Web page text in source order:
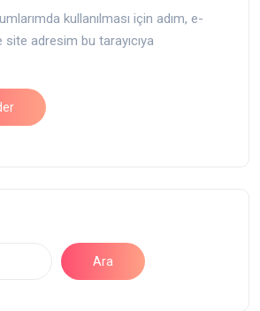
kullanılması için adım, e-
adresim bu tarayıcıya
Ara